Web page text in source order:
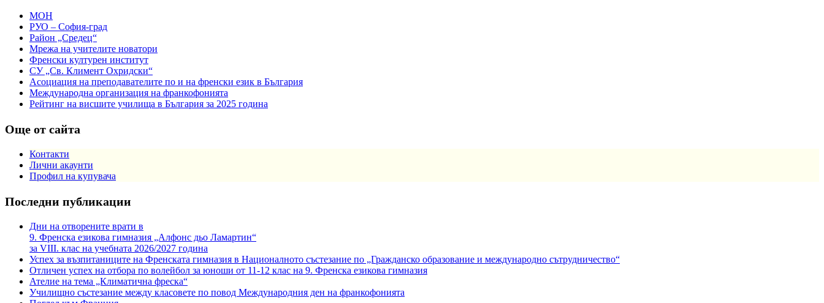
МОН
РУО – София-град
Район „Средец“
Мрежа на учителите новатори
Френски културен институт
СУ „Св. Климент Охридски“
Асоциация на преподавателите по и на френски език в България
Международна организация на франкофонията
Рейтинг на висшите училища в България за 2025 година
Още от сайта
Контакти
Лични акаунти
Профил на купувача
Последни публикации
Дни на отворените врати в
9. Френска езикова гимназия „Алфонс дьо Ламартин“
за VIII. клас на учебната 2026/2027 година
Успех за възпитаниците на Френската гимназия в Националното състезание по „Гражданско образование и международно сътрудничество“
Отличен успех на отбора по волейбол за юноши от 11-12 клас на 9. Френска езикова гимназия
Ателие на тема „Климатична фреска“
Училищно състезание между класовете по повод Международния ден на франкофонията